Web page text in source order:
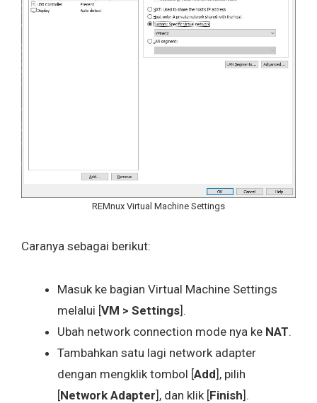
REMnux Virtual Machine Settings
Caranya sebagai berikut:
Masuk ke bagian Virtual Machine Settings
melalui [VM > Settings].
Ubah network connection mode nya ke NAT.
Tambahkan satu lagi network adapter
dengan mengklik tombol [Add], pilih
[Network Adapter], dan klik [Finish].